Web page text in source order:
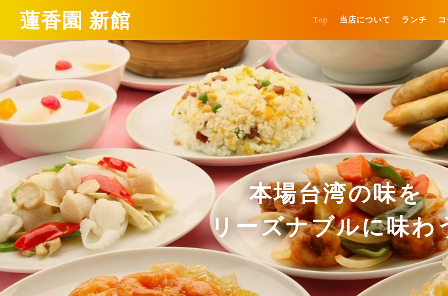
蓮香園 新館 Top 当店について ランチ
本場台湾の味を
リーズナブルに味わ